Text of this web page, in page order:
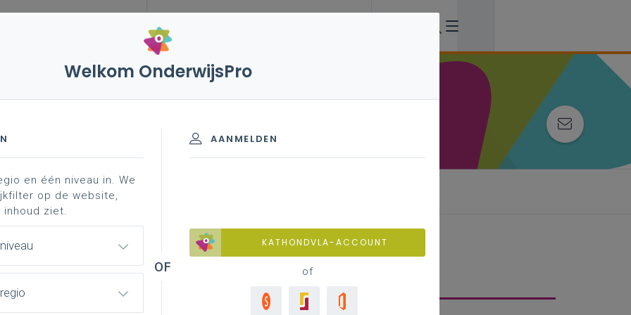
vakken en leerplannen 3de graad
graad - A-finaliteit
faq
afgewerkte versie van het leerplan
Welkom OnderwijsPro
AANMELDEN
KATHONDVLA-ACCOUNT
of
en één niveau in. We
op de website,
ziet.